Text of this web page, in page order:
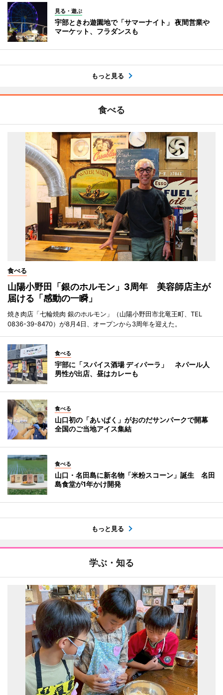
見る・遊ぶ
宇部ときわ遊園地で「サマーナイト」 夜間営業や
マーケット、フラダンスも
もっと見る
食べる
食べる
山陽小野田「銀のホルモン」3周年 美容師店主が
届ける「感動の一瞬」
焼き肉店「七輪焼肉 銀のホルモン」（山陽小野田市北竜王町、TEL
0836-39-8470）が8月4日、オープンから3周年を迎えた。
食べる
宇部に「スパイス酒場 ディパーラ」 ネパール人
男性が出店、昼はカレーも
食べる
山口初の「あいぱく」がおのだサンパークで開幕
全国のご当地アイス集結
食べる
山口・名田島に新名物「米粉スコーン」誕生 名田
島食堂が1年かけ開発
もっと見る
学ぶ・知る